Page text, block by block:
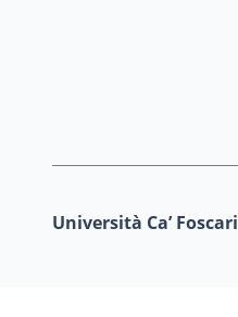
Università Ca’ Foscari